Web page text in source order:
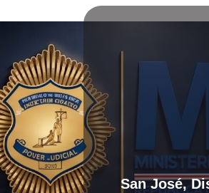
San José,